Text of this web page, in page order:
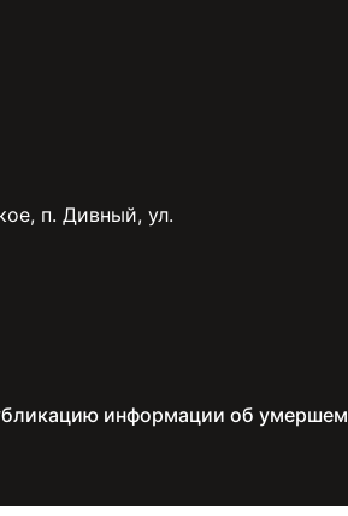
п. Дивный, ул.
информации об